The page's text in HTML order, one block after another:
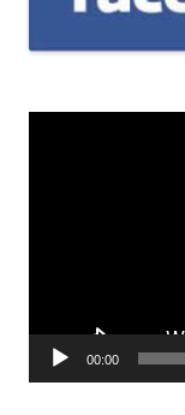
Odtwarzacz
00:00